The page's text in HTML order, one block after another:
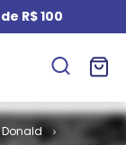
R$ 100
Donald